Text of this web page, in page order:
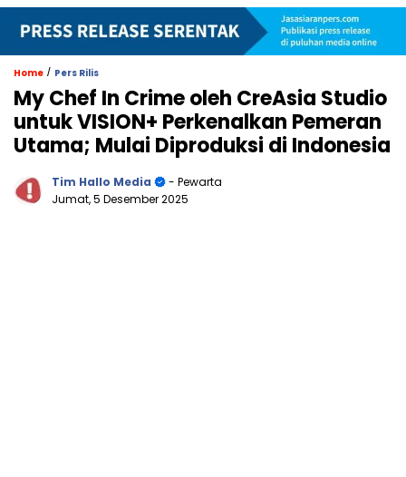
Home / Pers Rilis
My Chef In Crime oleh CreAsia Studio
untuk VISION+ Perkenalkan Pemeran
Utama; Mulai Diproduksi di Indonesia
Tim Hallo Media
- Pewarta
Jumat, 5 Desember 2025